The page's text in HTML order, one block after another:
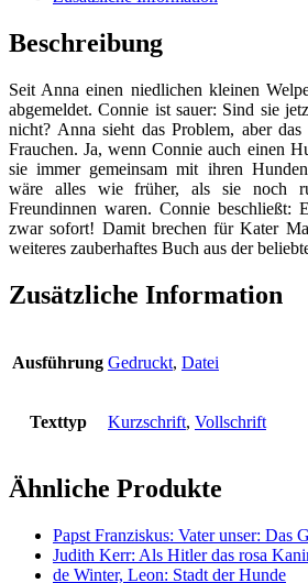
Meine
Freundin
(Band
6)
Menge
Beschreibung
Seit Anna einen niedlichen kleinen
abgemeldet. Connie ist sauer: Sind sie
nicht? Anna sieht das Problem, aber
Frauchen. Ja, wenn Connie auch einen
sie immer gemeinsam mit ihren
wäre alles wie früher, als sie noch
Freundinnen waren. Connie beschließt:
zwar sofort! Damit brechen für Kater
weiteres zauberhaftes Buch aus der
Zusätzliche Information
Ausführung Gedruckt, Datei
Texttyp Kurzschrift, Vollschrift
Ähnliche Produkte
Papst Franziskus: Vater unser: Das
Judith Kerr: Als Hitler das rosa
de Winter, Leon: Stadt der Hunde